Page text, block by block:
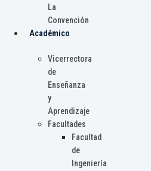
La
Convención
Académico
Vicerrectora
de
Enseñanza
y
Aprendizaje
Facultades
Facultad
de
Ingeniería